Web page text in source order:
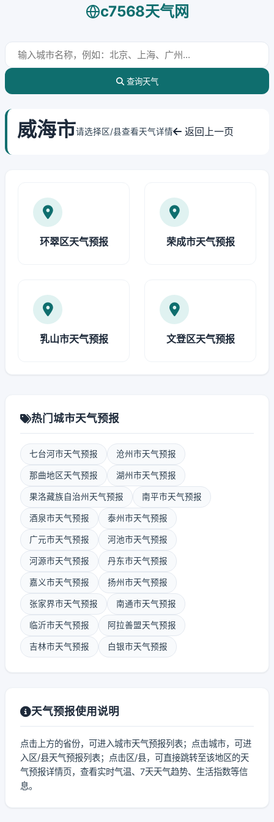
c7568天气网
查询天气
威海市请选择区/县查看天气详情 返回上一页
环翠区天气预报 荣成市天气预报
乳山市天气预报 文登区天气预报
热门城市天气预报
七台河市天气预报 沧州市天气预报
那曲地区天气预报 湖州市天气预报
果洛藏族自治州天气预报 南平市天气预报
酒泉市天气预报 泰州市天气预报
广元市天气预报 河池市天气预报
河源市天气预报 丹东市天气预报
嘉义市天气预报 扬州市天气预报
张家界市天气预报 南通市天气预报
临沂市天气预报 阿拉善盟天气预报
吉林市天气预报 白银市天气预报
天气预报使用说明
点击上方的省份，可进入城市天气预报列表；点击城市，可进
入区/县天气预报列表；点击区/县，可直接跳转至该地区的天
气预报详情页，查看实时气温、7天天气趋势、生活指数等信
息。